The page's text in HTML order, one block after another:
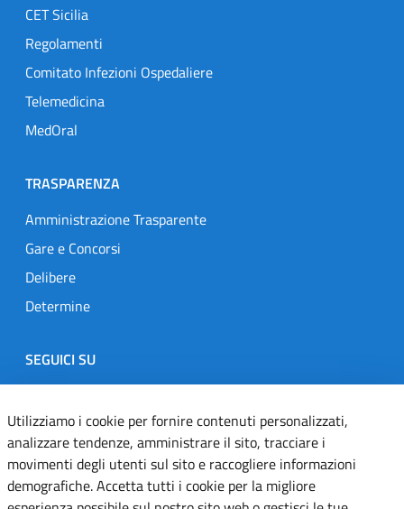
CET Sicilia
Regolamenti
Comitato Infezioni Ospedaliere
Telemedicina
MedOral
TRASPARENZA
Amministrazione Trasparente
Gare e Concorsi
Delibere
Determine
SEGUICI SU
Designers Italia
TwitterInstagramYoutubeLinkedin
Dichiarazione di accessibilità
Utilizziamo i cookie per fornire contenuti personalizzati,
analizzare tendenze, amministrare il sito, tracciare i
movimenti degli utenti sul sito e raccogliere informazioni
demografiche. Accetta tutti i cookie per la migliore